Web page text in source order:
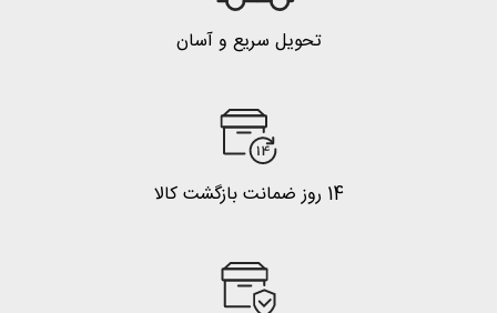
تحویل سریع و آسان
14 روز ضمانت بازگشت کالا